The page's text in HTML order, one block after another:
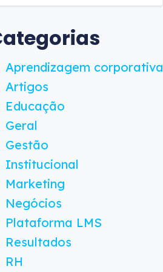
Aprendizagem corporativa
Artigos
Educação
Geral
Gestão
Institucional
Marketing
Negócios
Plataforma LMS
Resultados
RH